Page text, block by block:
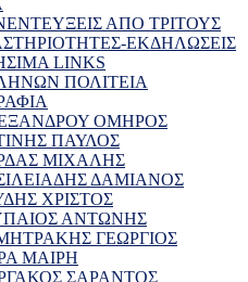
ΑΠΟ ΤΡΙΤΟΥΣ
ΕΚΔΗΛΩΣΕΙΣ
LINKS
ΠΟΛΙΤΕΙΑ
ΟΜΗΡΟΣ
ΠΑΥΛΟΣ
ΜΙΧΑΛΗΣ
ΔΑΜΙΑΝΟΣ
ΧΡΙΣΤΟΣ
ΑΝΤΩΝΗΣ
ΓΕΩΡΓΙΟΣ
ΜΑΙΡΗ
ΣΑΡΑΝΤΟΣ